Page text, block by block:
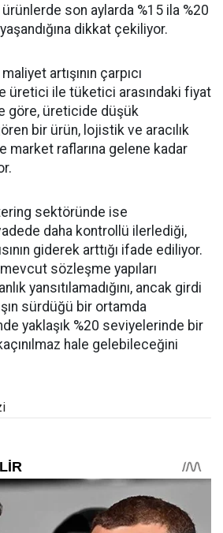
son aylarda %15 ila %20
dikkat çekiliyor.
artışının çarpıcı
üretici ile tüketici arasındaki fiyat
göre, üreticide düşük
bir ürün, lojistik ve aracılık
market raflarına gelene kadar
sektöründe ise
daha kontrollü ilerlediği,
giderek arttığı ifade ediliyor.
sözleşme yapıları
yansıtılamadığını, ancak girdi
sürdüğü bir ortamda
yaklaşık %20 seviyelerinde bir
hale gelebileceğini